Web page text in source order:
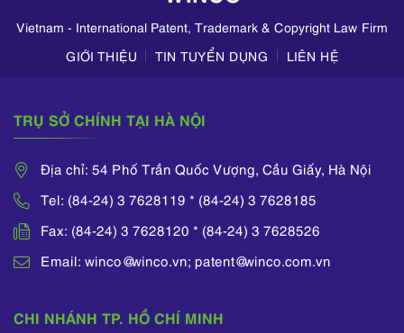
Vietnam - International Patent, Trademark & Copyright Law Firm
GIỚI THIỆU
TIN TUYỂN DỤNG LIÊN HỆ
TRỤ SỞ CHÍNH TẠI HÀ NỘI
Địa chỉ: 54 Phố Trần Quốc Vượng, Cầu Giấy, Hà Nội
Tel: (84-24) 3 7628119 * (84-24) 3 7628185
Fax: (84-24) 3 7628120 * (84-24) 3 7628526
Email: winco@winco.vn; patent@winco.com.vn
CHI NHÁNH TP. HỒ CHÍ MINH